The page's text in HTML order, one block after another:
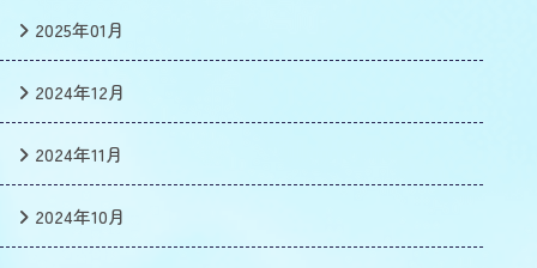
2025年01月
2024年12月
2024年11月
2024年10月